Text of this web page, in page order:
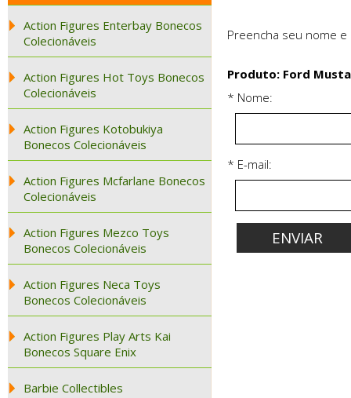
Action Figures Enterbay Bonecos
Colecionáveis
Action Figures Hot Toys Bonecos
Colecionáveis
Action Figures Kotobukiya
Bonecos Colecionáveis
Action Figures Mcfarlane Bonecos
Colecionáveis
Action Figures Mezco Toys
Bonecos Colecionáveis
Action Figures Neca Toys
Bonecos Colecionáveis
Action Figures Play Arts Kai
Bonecos Square Enix
Barbie Collectibles
Preencha seu nome
Produto: Ford
* Nome:
* E-mail: